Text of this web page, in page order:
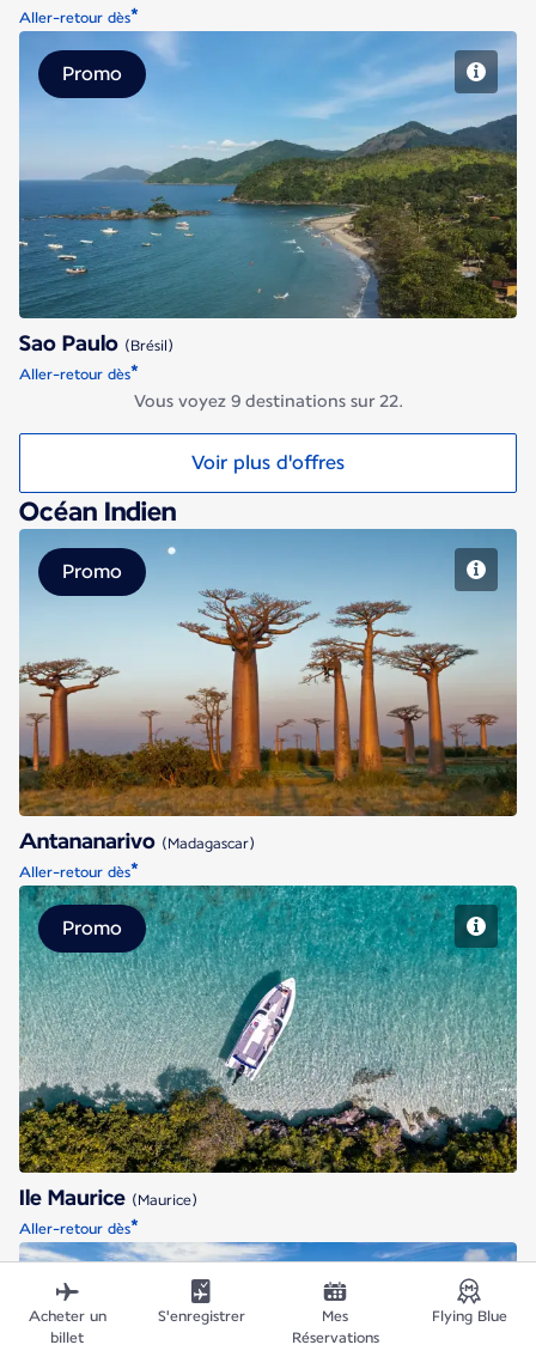
Aller-retour dès*
Sao Paulo
Promo
Sao Paulo (Brésil)
Aller-retour dès*
Vous voyez 9 destinations sur 22.
Voir plus d'offres
Océan Indien
Antananarivo
Promo
Antananarivo (Madagascar)
Aller-retour dès*
Ile Maurice
Promo
Ile Maurice (Maurice)
Aller-retour dès*
Promo
Acheter un
billet
S'enregistrer
Mes
Réservations
Flying Blue